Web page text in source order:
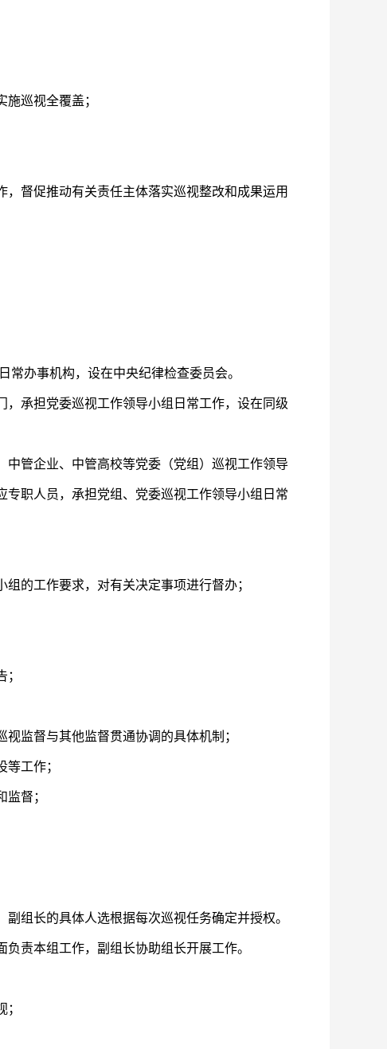
巡视全覆盖；
督促推动有关责任主体落实巡视整改和成果运用
办事机构，设在中央纪律检查委员会。
承担党委巡视工作领导小组日常工作，设在同级
管企业、中管高校等党委（党组）巡视工作领导
职人员，承担党组、党委巡视工作领导小组日常
的工作要求，对有关决定事项进行督办；
监督与其他监督贯通协调的具体机制；
工作；
督；
组长的具体人选根据每次巡视任务确定并授权。
责本组工作，副组长协助组长开展工作。